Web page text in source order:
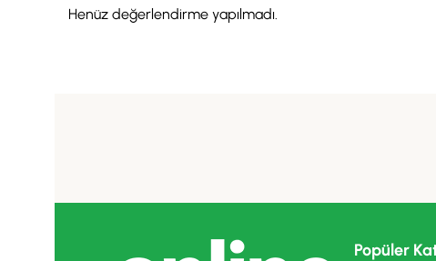
Henüz değerlendirme yapılmadı.
Popüler